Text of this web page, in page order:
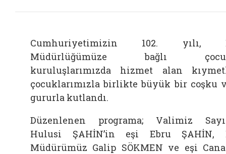
Cumhuriyetimizin 102. yılı,
Müdürlüğümüze bağlı
kuruluşlarımızda hizmet alan
çocuklarımızla birlikte büyük bir coşku
gururla kutlandı.
Düzenlenen programa; Valimiz
Hulusi ŞAHİN’in eşi Ebru ŞAHİN,
Müdürümüz Galip SÖKMEN ve eşi